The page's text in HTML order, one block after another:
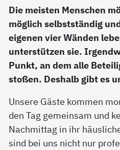
Die meisten Menschen
möglich selbstständig
eigenen vier Wänden
unterstützen sie.
Punkt, an dem alle
stoßen. Deshalb gibt es
Unsere Gäste kommen
den Tag gemeinsam und
Nachmittag in ihr
sind bei uns nicht nur